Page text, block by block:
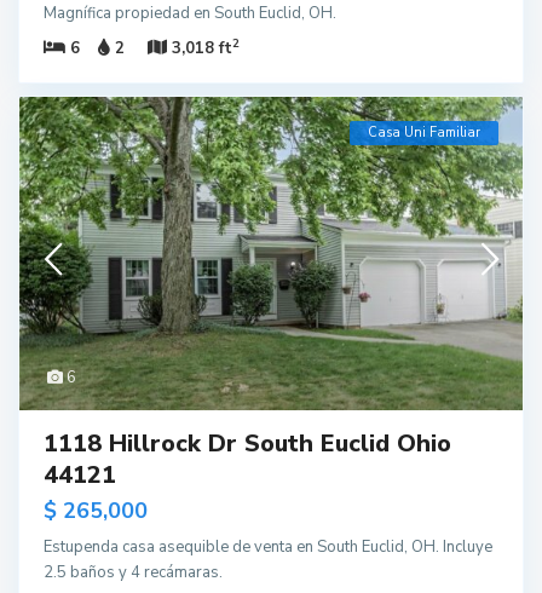
Magnífica propiedad en South Euclid, OH.
6
2 3,018 ft2
6
Casa Uni Familiar
1118 Hillrock Dr South Euclid Ohio
44121
$ 265,000
Estupenda casa asequible de venta en South Euclid, OH. Incluye
2.5 baños y 4 recámaras.